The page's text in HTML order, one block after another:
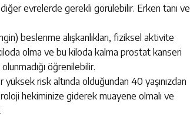
evrelerde gerekli görülebilir. Erken tanı ve
beslenme alışkanlıkları, fiziksel aktivite
olma ve bu kiloda kalma prostat kanseri
öğrenilebilir.
risk altında olduğundan 40 yaşınızdan
hekiminize giderek muayene olmalı ve